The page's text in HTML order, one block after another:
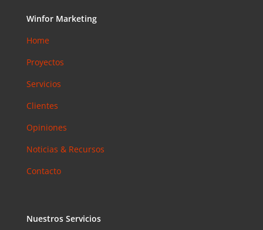
ad web
pymes en
la norma
que ya es
en 2026
Email
en 2026:
Por Qué
Mejor ROI
Winfor Marketing
Home
Proyectos
Servicios
Clientes
Opiniones
Noticias & Recursos
Contacto
Nuestros Servicios